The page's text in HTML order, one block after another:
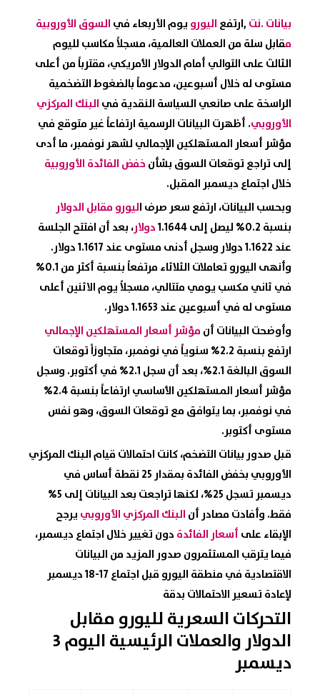
بيانات .نت ,ارتفع اليورو يوم الأربعاء في السوق الأوروبية
مقابل سلة من العملات العالمية، مسجلاً مكاسب لليوم
الثالث على التوالي أمام الدولار الأمريكي، مقترباً من أعلى
مستوى له خلال أسبوعين، مدعوماً بالضغوط التضخمية
الراسخة على صانعي السياسة النقدية في البنك المركزي
الأوروبي. أظهرت البيانات الرسمية ارتفاعاً غير متوقع في
مؤشر أسعار المستهلكين الإجمالي لشهر نوفمبر، ما أدى
إلى تراجع توقعات السوق بشأن خفض الفائدة الأوروبية
خلال اجتماع ديسمبر المقبل.
وبحسب البيانات، ارتفع سعر صرف اليورو مقابل الدولار
بنسبة 0.2% ليصل إلى 1.1644
دولار، بعد أن افتتح الجلسة
عند 1.1622 دولار وسجل أدنى مستوى عند 1.1617 دولار.
وأنهى اليورو تعاملات الثلاثاء مرتفعاً بنسبة أكثر من 0.1%
في ثاني مكسب يومي متتالي، مسجلاً يوم الاثنين أعلى
مستوى له في أسبوعين عند 1.1653 دولار.
وأوضحت البيانات أن مؤشر أسعار المستهلكين الإجمالي
ارتفع بنسبة 2.2% سنوياً في نوفمبر، متجاوزاً توقعات
السوق البالغة 2.1%، بعد أن سجل 2.1% في أكتوبر. وسجل
مؤشر أسعار المستهلكين الأساسي ارتفاعاً بنسبة 2.4%
في نوفمبر، بما يتوافق مع توقعات السوق، وهو نفس
مستوى أكتوبر.
قبل صدور بيانات التضخم، كانت احتمالات قيام البنك المركزي
الأوروبي بخفض الفائدة بمقدار 25 نقطة أساس في
ديسمبر تسجل 25%، لكنها تراجعت بعد البيانات إلى 5%
فقط. وأفادت مصادر أن البنك المركزي الأوروبي يرجح
الإبقاء على أسعار الفائدة دون تغيير خلال اجتماع ديسمبر،
فيما يترقب المستثمرون صدور المزيد من البيانات
الاقتصادية في منطقة اليورو قبل اجتماع 17-18 ديسمبر
لإعادة تسعير الاحتمالات بدقة
التحركات السعريةلليورو مقابل
الدولار والعملات الرئيسية اليوم 3
ديسمبر